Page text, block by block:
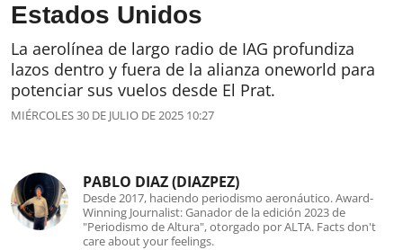
Estados Unidos
La aerolínea de largo radio de IAG profundiza
lazos dentro y fuera de la alianza oneworld para
potenciar sus vuelos desde El Prat.
MIÉRCOLES 30 DE JULIO DE 2025 10:27
PABLO DIAZ (DIAZPEZ)
Desde 2017, haciendo periodismo aeronáutico. Award-
Winning Journalist: Ganador de la edición 2023 de
"Periodismo de Altura", otorgado por ALTA. Facts don't
care about your feelings.